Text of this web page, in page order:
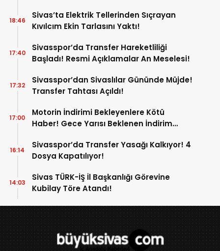
Sivas’ta Elektrik Tellerinden Sıçrayan
Kıvılcım Ekin Tarlasını Yaktı!
18:46
Sivasspor’da Transfer Hareketliliği
Başladı! Resmi Açıklamalar An Meselesi!
17:40
Sivasspor’dan Sivaslılar Gününde Müjde!
Transfer Tahtası Açıldı!
17:32
Motorin İndirimi Bekleyenlere Kötü
Haber! Gece Yarısı Beklenen İndirim
17:00
Sivasspor’da Transfer Yasağı Kalkıyor! 4
Dosya Kapatılıyor!
16:14
Sivas TÜRK-İŞ İl Başkanlığı Görevine
Kubilay Töre Atandı!
14:03